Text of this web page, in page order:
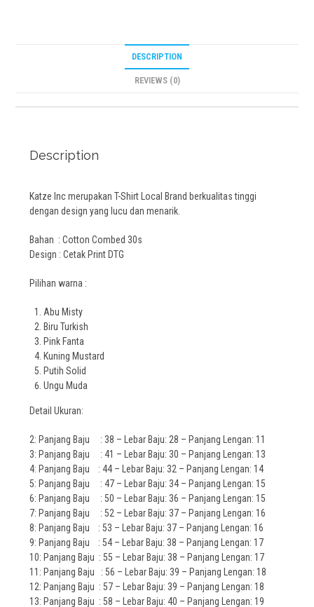
DESCRIPTION
REVIEWS (0)
Description
Katze Inc merupakan T-Shirt Local Brand berkualitas tinggi
dengan design yang lucu dan menarik.
Bahan : Cotton Combed 30s
Design : Cetak Print DTG
Pilihan warna :
Abu Misty
Biru Turkish
Pink Fanta
Kuning Mustard
Putih Solid
Ungu Muda
Detail Ukuran:
2: Panjang Baju : 38 – Lebar Baju: 28 – Panjang Lengan: 11
3: Panjang Baju : 41 – Lebar Baju: 30 – Panjang Lengan: 13
4: Panjang Baju : 44 – Lebar Baju: 32 – Panjang Lengan: 14
5: Panjang Baju : 47 – Lebar Baju: 34 – Panjang Lengan: 15
6: Panjang Baju : 50 – Lebar Baju: 36 – Panjang Lengan: 15
7: Panjang Baju : 52 – Lebar Baju: 37 – Panjang Lengan: 16
8: Panjang Baju : 53 – Lebar Baju: 37 – Panjang Lengan: 16
9: Panjang Baju : 54 – Lebar Baju: 38 – Panjang Lengan: 17
10: Panjang Baju : 55 – Lebar Baju: 38 – Panjang Lengan: 17
11: Panjang Baju : 56 – Lebar Baju: 39 – Panjang Lengan: 18
12: Panjang Baju : 57 – Lebar Baju: 39 – Panjang Lengan: 18
13: Panjang Baju : 58 – Lebar Baju: 40 – Panjang Lengan: 19